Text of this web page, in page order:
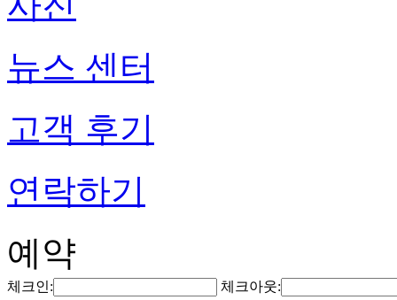
뉴스 센터
고객 후기
연락하기
예약
체크인: 체크아웃: